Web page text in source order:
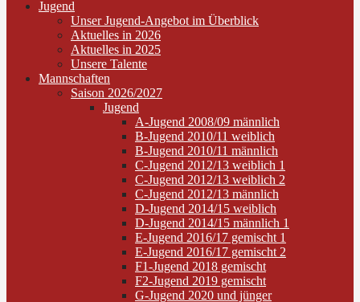
Jugend
Unser Jugend-Angebot im Überblick
Aktuelles in 2026
Aktuelles in 2025
Unsere Talente
Mannschaften
Saison 2026/2027
Jugend
A-Jugend 2008/09 männlich
B-Jugend 2010/11 weiblich
B-Jugend 2010/11 männlich
C-Jugend 2012/13 weiblich 1
C-Jugend 2012/13 weiblich 2
C-Jugend 2012/13 männlich
D-Jugend 2014/15 weiblich
D-Jugend 2014/15 männlich 1
E-Jugend 2016/17 gemischt 1
E-Jugend 2016/17 gemischt 2
F1-Jugend 2018 gemischt
F2-Jugend 2019 gemischt
G-Jugend 2020 und jünger